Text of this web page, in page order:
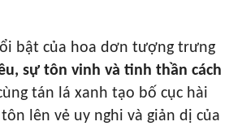
bật của hoa dơn tượng trưng
sự tôn vinh và tinh thần cách
tán lá xanh tạo bố cục hài
lên vẻ uy nghi và giản dị của